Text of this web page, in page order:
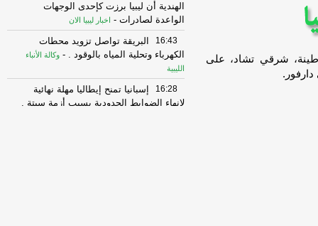
طينة، شرقي تشاد، على
الهندية أن ليبيا برزت كإحدى الوجهات
الواعدة لصادرات - اخبار ليبيا الان
16:43
البريقة تواصل تزويد محطات
الكهرباء وتحلية المياه بالوقود . - وكالة الأنباء
الليبية
16:28
إسبانيا تمنح إيطاليا مهلة نهائية
لإنهاء الضوابط الحدودية بسبب أزمة سبتة .